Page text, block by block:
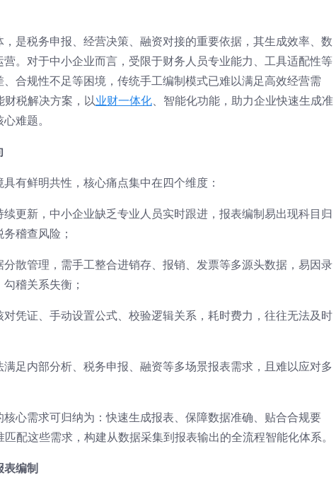
是税务申报、经营决策、融资对接的重要依据，其生成效率、数
。对于中小企业而言，受限于财务人员专业能力、工具适配性等
合规性不足等困境，传统手工编制模式已难以满足高效经营需
财税解决方案，以业财一体化、智能化功能，助力企业快速生成准
难题。
有鲜明共性，核心痛点集中在四个维度：
更新，中小企业缺乏专业人员实时跟进，报表编制易出现科目归
稽查风险；
分散管理，需手工整合进销存、报销、发票等多源头数据，易因录
稽关系失衡；
凭证、手动设置公式、校验逻辑关系，耗时费力，往往无法及时
足内部分析、税务申报、融资等多场景报表需求，且难以应对多
心需求可归纳为：快速生成报表、保障数据准确、贴合合规要
配这些需求，构建从数据采集到报表输出的全流程智能化体系。
编制